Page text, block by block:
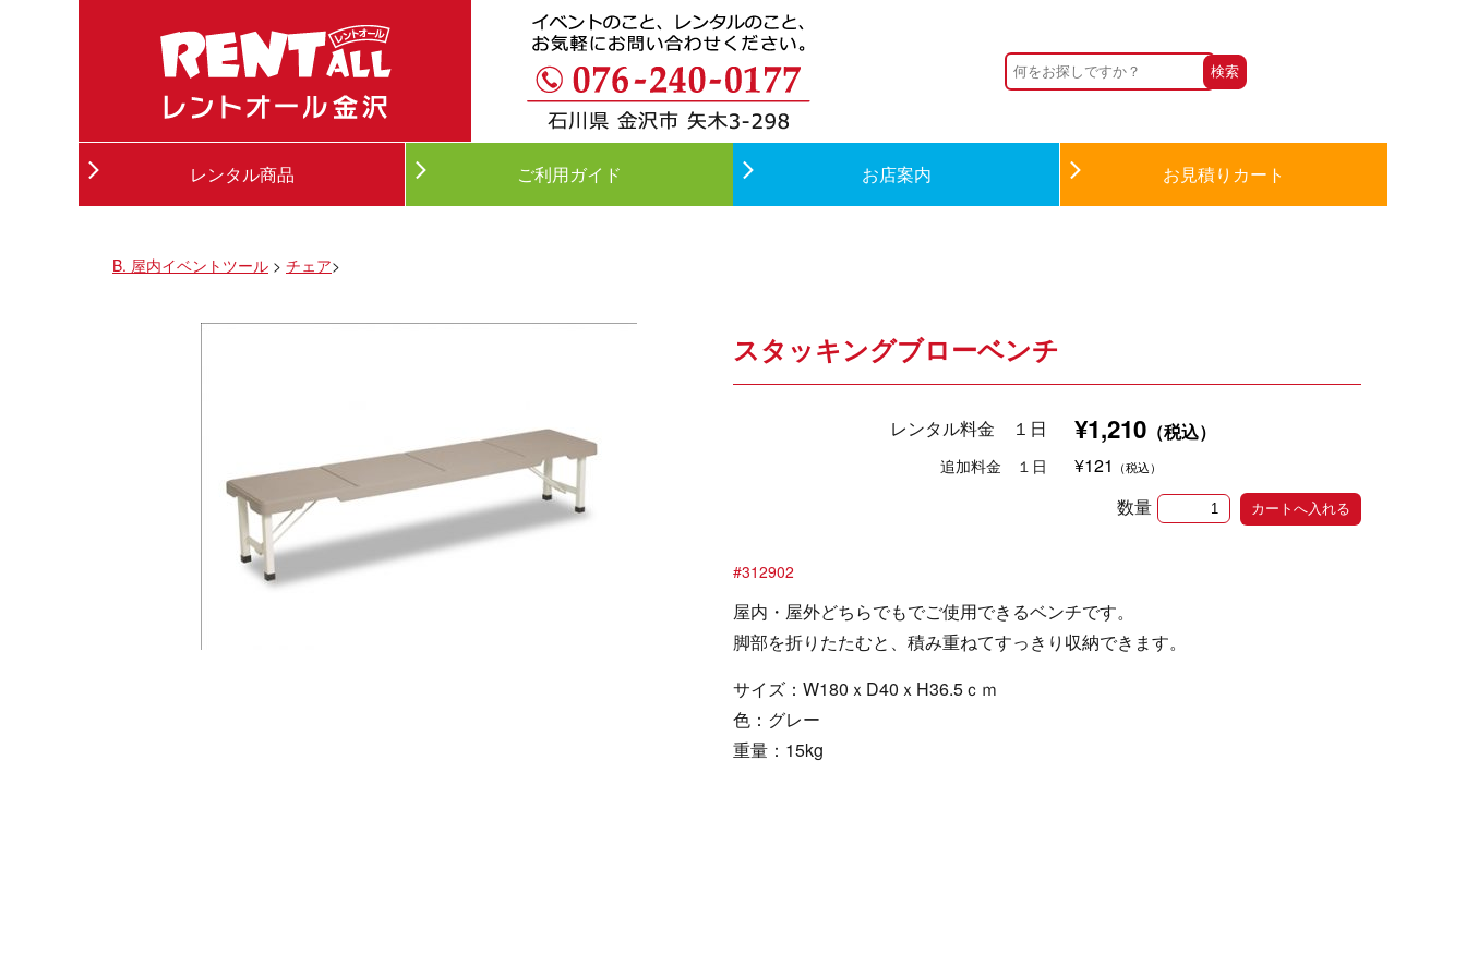
レンタル商品 ご利用ガイド お店案内 お見積りカート
B. 屋内イベントツール > チェア>
スタッキングブローベンチ
レンタル料金 １日 ¥1,210 （税込）
追加料金 １日 ¥121 （税込）
数量
#312902
屋内・屋外どちらでもでご使用できるベンチです。
脚部を折りたたむと、積み重ねてすっきり収納できます。
サイズ：W180ｘD40ｘH36.5ｃｍ
色：グレー
重量：15kg